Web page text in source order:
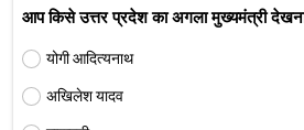
आप किसे उत्तर प्रदेश का अगला मुख्यमंत्री
योगी आदित्यनाथ
अखिलेश यादव